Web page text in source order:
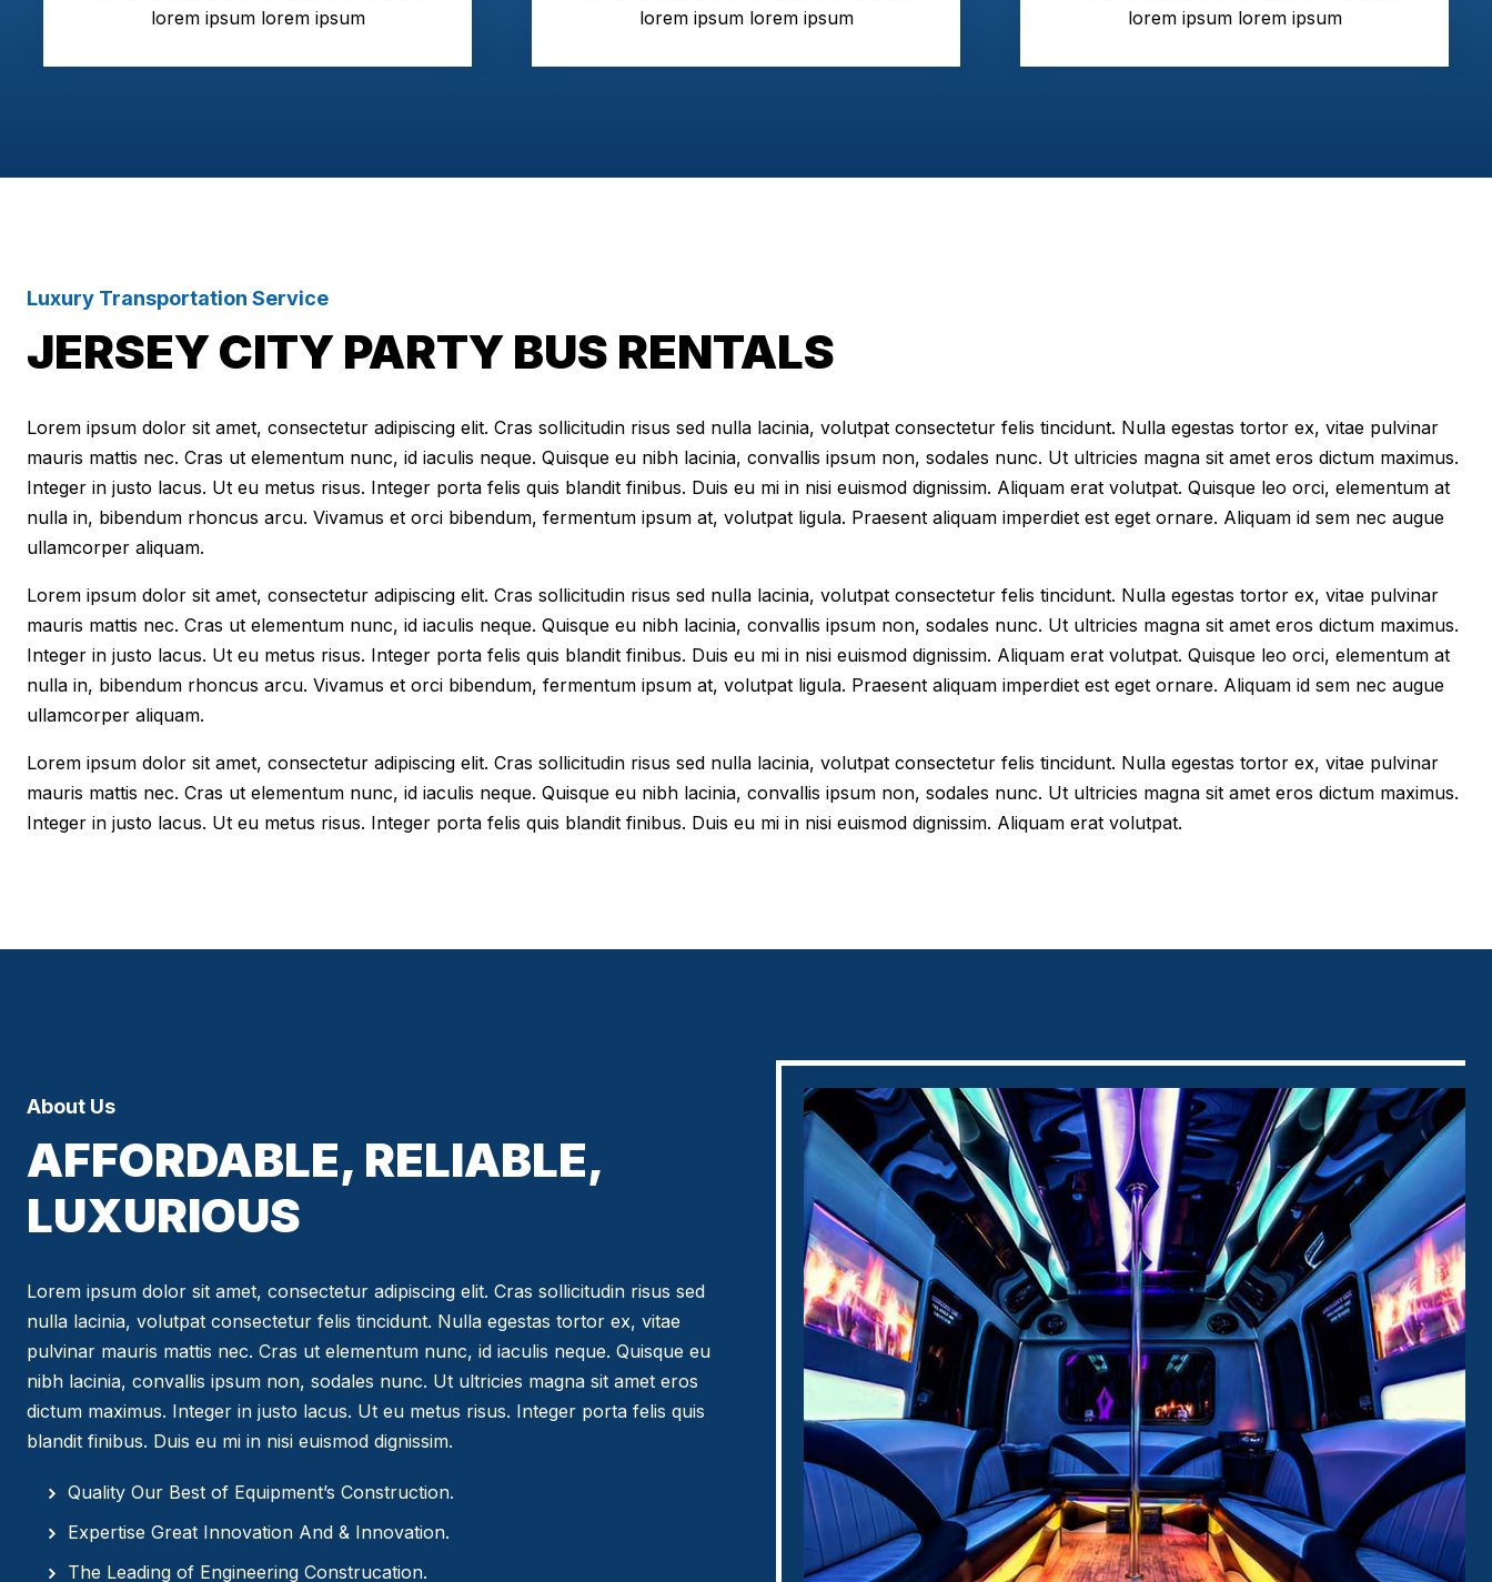
lorem ipsum lorem ipsum
lorem ipsum lorem ipsum
lorem ipsum lorem ipsum
Luxury Transportation Service
JERSEY CITY PARTY BUS RENTALS
Lorem ipsum dolor sit amet, consectetur adipiscing elit. Cras sollicitudin risus sed nulla lacinia, volutpat consectetur felis tincidunt. Nulla egestas tortor ex, vitae pulvinar
mauris mattis nec. Cras ut elementum nunc, id iaculis neque. Quisque eu nibh lacinia, convallis ipsum non, sodales nunc. Ut ultricies magna sit amet eros dictum maximus.
Integer in justo lacus. Ut eu metus risus. Integer porta felis quis blandit finibus. Duis eu mi in nisi euismod dignissim. Aliquam erat volutpat. Quisque leo orci, elementum at
nulla in, bibendum rhoncus arcu. Vivamus et orci bibendum, fermentum ipsum at, volutpat ligula. Praesent aliquam imperdiet est eget ornare. Aliquam id sem nec augue
ullamcorper aliquam.
Lorem ipsum dolor sit amet, consectetur adipiscing elit. Cras sollicitudin risus sed nulla lacinia, volutpat consectetur felis tincidunt. Nulla egestas tortor ex, vitae pulvinar
mauris mattis nec. Cras ut elementum nunc, id iaculis neque. Quisque eu nibh lacinia, convallis ipsum non, sodales nunc. Ut ultricies magna sit amet eros dictum maximus.
Integer in justo lacus. Ut eu metus risus. Integer porta felis quis blandit finibus. Duis eu mi in nisi euismod dignissim. Aliquam erat volutpat. Quisque leo orci, elementum at
nulla in, bibendum rhoncus arcu. Vivamus et orci bibendum, fermentum ipsum at, volutpat ligula. Praesent aliquam imperdiet est eget ornare. Aliquam id sem nec augue
ullamcorper aliquam.
Lorem ipsum dolor sit amet, consectetur adipiscing elit. Cras sollicitudin risus sed nulla lacinia, volutpat consectetur felis tincidunt. Nulla egestas tortor ex, vitae pulvinar
mauris mattis nec. Cras ut elementum nunc, id iaculis neque. Quisque eu nibh lacinia, convallis ipsum non, sodales nunc. Ut ultricies magna sit amet eros dictum maximus.
Integer in justo lacus. Ut eu metus risus. Integer porta felis quis blandit finibus. Duis eu mi in nisi euismod dignissim. Aliquam erat volutpat.
About Us
AFFORDABLE, RELIABLE,
LUXURIOUS
Lorem ipsum dolor sit amet, consectetur adipiscing elit. Cras sollicitudin risus sed
nulla lacinia, volutpat consectetur felis tincidunt. Nulla egestas tortor ex, vitae
pulvinar mauris mattis nec. Cras ut elementum nunc, id iaculis neque. Quisque eu
nibh lacinia, convallis ipsum non, sodales nunc. Ut ultricies magna sit amet eros
dictum maximus. Integer in justo lacus. Ut eu metus risus. Integer porta felis quis
blandit finibus. Duis eu mi in nisi euismod dignissim.
Quality Our Best of Equipment’s Construction.
Expertise Great Innovation And & Innovation.
The Leading of Engineering Construcation.